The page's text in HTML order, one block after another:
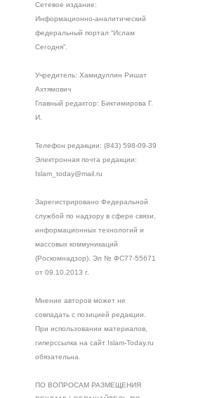
Сетевое издание:
Информационно-аналитический
федеральный портал “Ислам
Сегодня”.
Учредитель: Хамидуллин Ришат
Ахтямович
Главный редактор: Биктимирова Г.
И.
Телефон редакции: (843) 598-09-39
Электронная почта редакции:
Islam_today@mail.ru
Зарегистрировано Федеральной
службой по надзору в сфере связи,
информационных технологий и
массовых коммуникаций
(Роскомнадзор). Эл № ФС77-55671
от 09.10.2013 г.
Мнение авторов может не
совпадать с позицией редакции.
При использовании материалов,
гиперссылка на сайт Islam-Today.ru
обязательна.
ПО ВОПРОСАМ РАЗМЕЩЕНИЯ